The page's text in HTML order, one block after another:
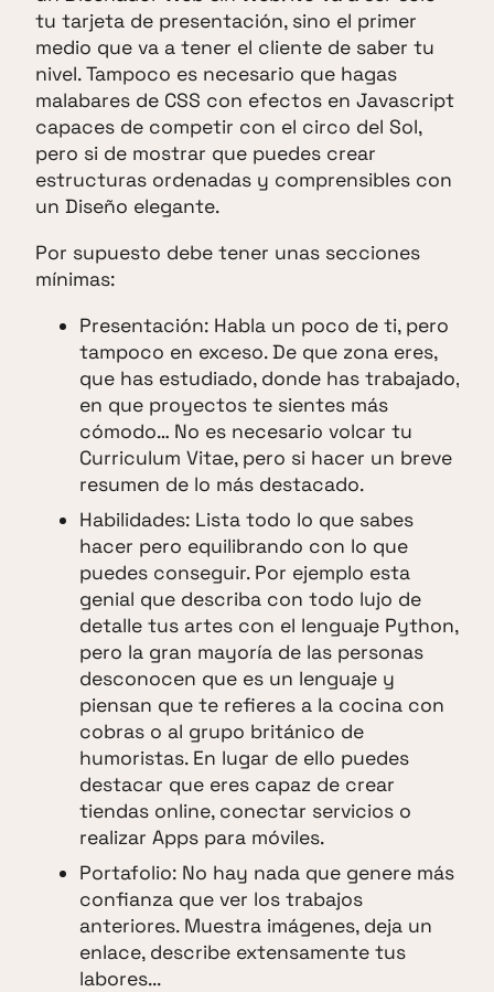
tu tarjeta de presentación, sino el primer
medio que va a tener el cliente de saber tu
nivel. Tampoco es necesario que hagas
malabares de CSS con efectos en Javascript
capaces de competir con el circo del Sol,
pero si de mostrar que puedes crear
estructuras ordenadas y comprensibles con
un Diseño elegante.
Por supuesto debe tener unas secciones
mínimas:
Presentación: Habla un poco de ti, pero
tampoco en exceso. De que zona eres,
que has estudiado, donde has trabajado,
en que proyectos te sientes más
cómodo… No es necesario volcar tu
Curriculum Vitae, pero si hacer un breve
resumen de lo más destacado.
Habilidades: Lista todo lo que sabes
hacer pero equilibrando con lo que
puedes conseguir. Por ejemplo esta
genial que describa con todo lujo de
detalle tus artes con el lenguaje Python,
pero la gran mayoría de las personas
desconocen que es un lenguaje y
piensan que te refieres a la cocina con
cobras o al grupo británico de
humoristas. En lugar de ello puedes
destacar que eres capaz de crear
tiendas online, conectar servicios o
realizar Apps para móviles.
Portafolio: No hay nada que genere más
confianza que ver los trabajos
anteriores. Muestra imágenes, deja un
enlace, describe extensamente tus
labores...